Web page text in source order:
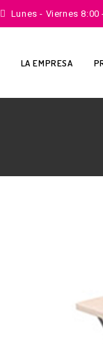
Lunes - Viernes 8:00
LA EMPRESA